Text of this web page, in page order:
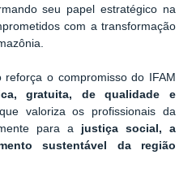
seu papel estratégico na
com a transformação
o compromisso do IFAM
gratuita, de qualidade e
valoriza os profissionais da
para a justiça social, a
sustentável da região